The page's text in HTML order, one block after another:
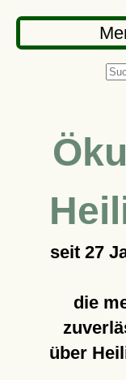
seit 27
die
über